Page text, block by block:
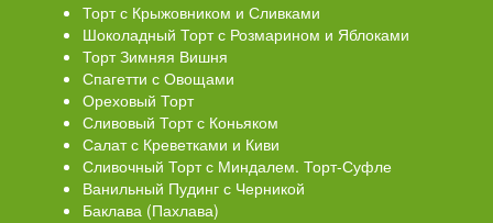
Торт с Крыжовником и Сливками
Шоколадный Торт с Розмарином и Яблоками
Торт Зимняя Вишня
Спагетти с Овощами
Ореховый Торт
Сливовый Торт с Коньяком
Салат с Креветками и Киви
Сливочный Торт с Миндалем. Торт-Суфле
Ванильный Пудинг с Черникой
Баклава (Пахлава)